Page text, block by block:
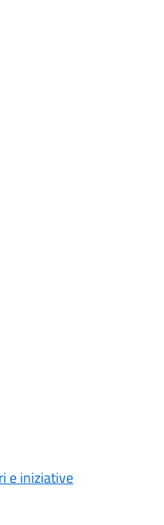
e iniziative